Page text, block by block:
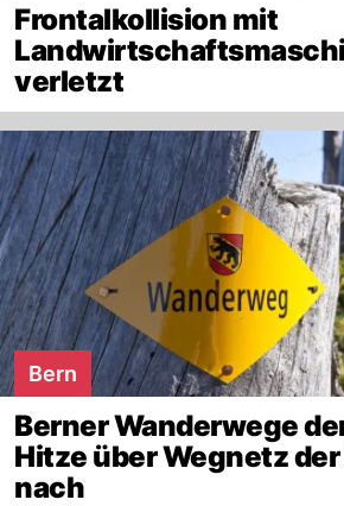
Frontalkollision mit
verletzt
Bern
Berner Wanderwege
Hitze über Wegnetz
nach